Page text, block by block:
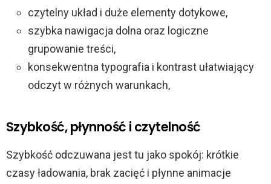
czytelny układ i duże elementy dotykowe,
szybka nawigacja dolna oraz logiczne
grupowanie treści,
konsekwentna typografia i kontrast ułatwiający
odczyt w różnych warunkach,
Szybkość, płynność i czytelność
Szybkość odczuwana jest tu jako spokój: krótkie
czasy ładowania, brak zacięć i płynne animacje